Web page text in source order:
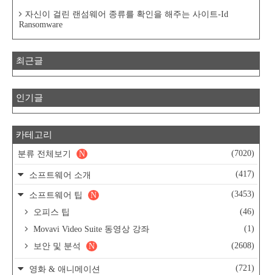
자신이 걸린 랜섬웨어 종류를 확인을 해주는 사이트-Id
Ransomware
최근글
인기글
카테고리
분류 전체보기 (7020)
N
소프트웨어 소개 (417)
소프트웨어 팁 (3453)
N
오피스 팁
(46)
Movavi Video Suite 동영상 강좌
(1)
보안 및 분석
(2608)
N
영화 & 애니메이션 (721)